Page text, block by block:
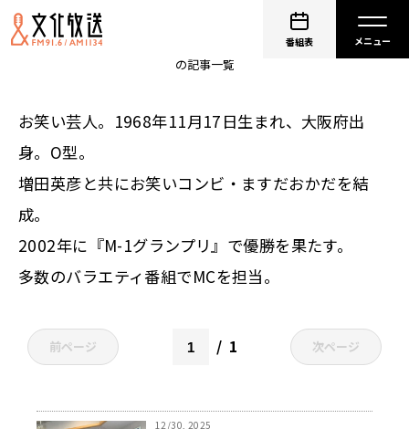
番組表
ますだおかだ 岡田圭右
の記事一覧
お笑い芸人。1968年11月17日生まれ、大阪府出
身。O型。
増田英彦と共にお笑いコンビ・ますだおかだを結
成。
2002年に『M-1グランプリ』で優勝を果たす。
多数のバラエティ番組でMCを担当。
前ページ 1 次ページ
12/30, 2025